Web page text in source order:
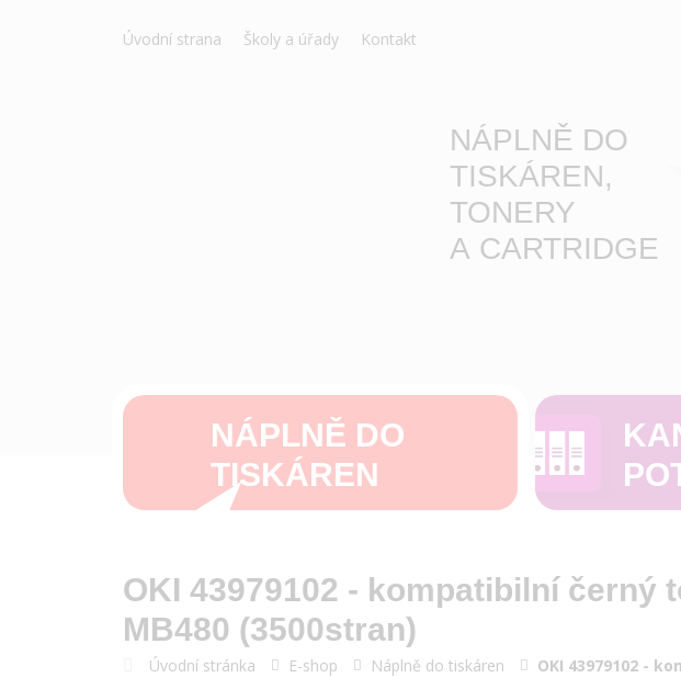
Úvodní strana Školy a úřady Kontakt
NÁPLNĚ DO
TISKÁREN,
TONERY
A CARTRIDGE
NÁPLNĚ DO
TISKÁREN
OKI 43979102 - kompatibilní černý
MB480 (3500stran)
Úvodní stránka E-shop Náplně do tiskáren OKI 43979102 -